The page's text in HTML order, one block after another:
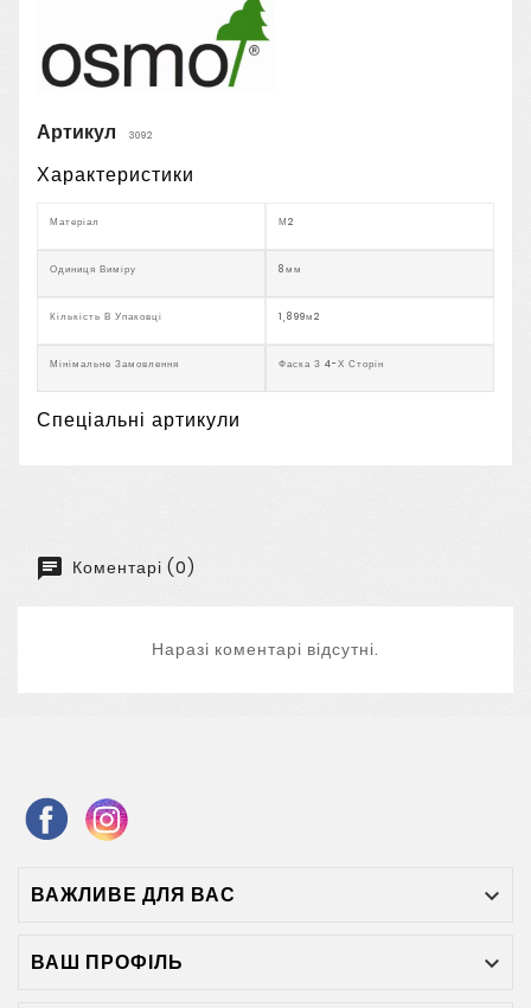
Артикул 3092
Характеристики
Матеріал М2
Одиниця Виміру 8мм
Кількість В Упаковці 1,899м2
Мінімальне Замовлення Фаска З 4-Х Сторін
Спеціальні артикули
Коментарі (0)
Наразі коментарі відсутні.
ВАЖЛИВЕ ДЛЯ ВАС 
ВАШ ПРОФІЛЬ 